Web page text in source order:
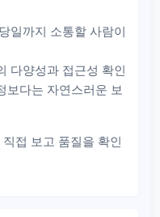
일까지 소통할 사람이
다양성과 접근성 확인
보다는 자연스러운 보
접 보고 품질을 확인